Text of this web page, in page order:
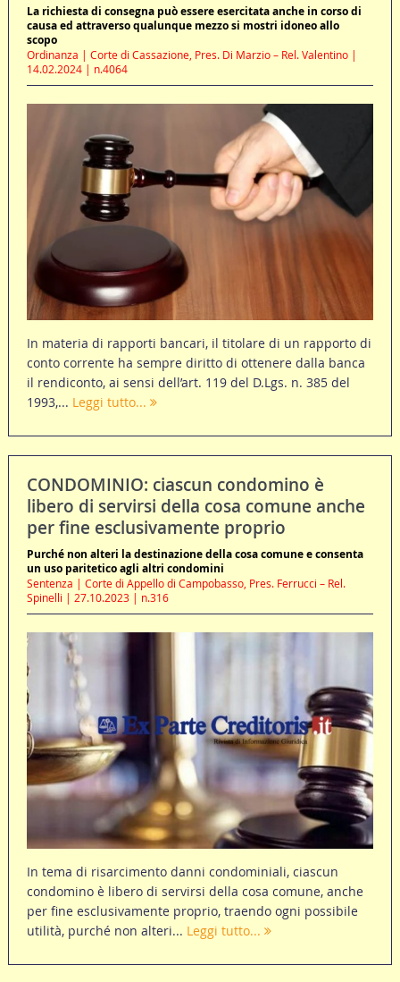
La richiesta di consegna può essere esercitata anche in corso di
causa ed attraverso qualunque mezzo si mostri idoneo allo
scopo
Ordinanza | Corte di Cassazione, Pres. Di Marzio – Rel. Valentino |
14.02.2024 | n.4064
In materia di rapporti bancari, il titolare di un rapporto di
conto corrente ha sempre diritto di ottenere dalla banca
il rendiconto, ai sensi dell’art. 119 del D.Lgs. n. 385 del
1993,... Leggi tutto...
CONDOMINIO: ciascun condomino è
libero di servirsi della cosa comune anche
per fine esclusivamente proprio
Purché non alteri la destinazione della cosa comune e consenta
un uso paritetico agli altri condomini
Sentenza | Corte di Appello di Campobasso, Pres. Ferrucci – Rel.
Spinelli | 27.10.2023 | n.316
In tema di risarcimento danni condominiali, ciascun
condomino è libero di servirsi della cosa comune, anche
per fine esclusivamente proprio, traendo ogni possibile
utilità, purché non alteri... Leggi tutto...